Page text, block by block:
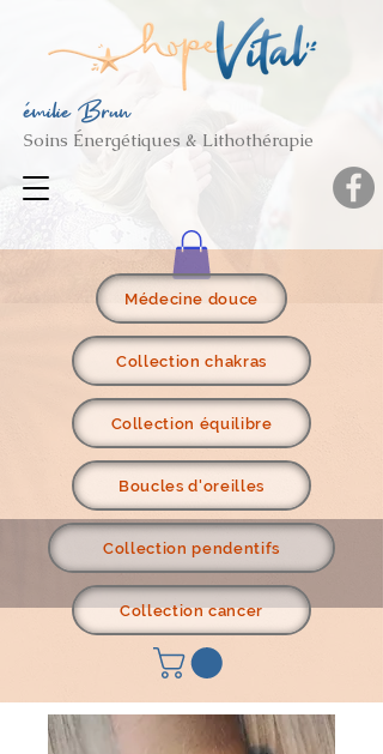
émilie Brun
Soins Énergétiques & Lithothérapie
Médecine douce
Collection chakras
Collection équilibre
Boucles d'oreilles
Collection pendentifs
Collection cancer